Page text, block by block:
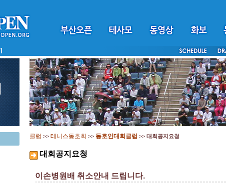
클럽 >> 테니스동호회 >> 동호인대회클럽 >> 대회공지요청
대회공지요청
이손병원배 취소안내 드립니다.